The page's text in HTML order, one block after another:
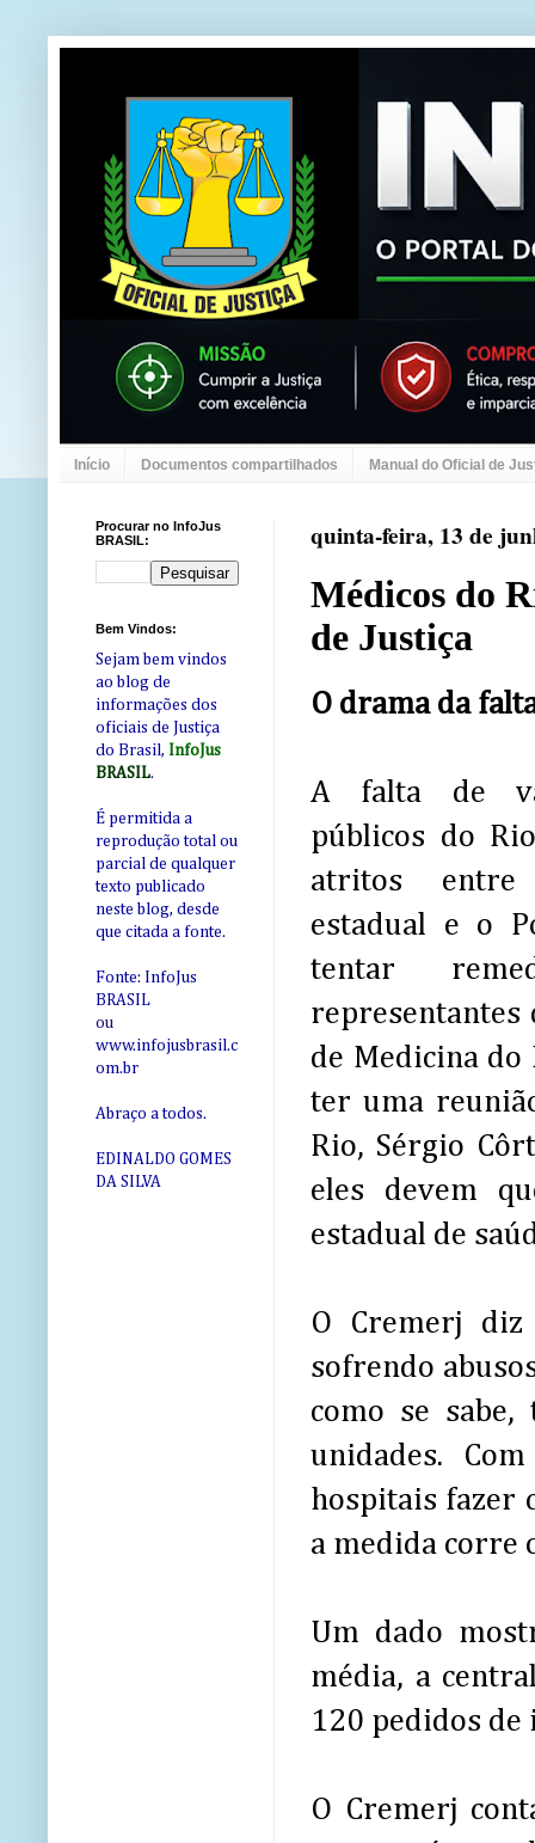
Início Documentos compartilhados Manual do Oficial de
quinta-feira, 13 de
Médicos do
de Justiça
O drama da
A falta de
públicos do
atritos entre
estadual e o
tentar
representantes
de Medicina do
ter uma
Rio, Sérgio
eles devem
estadual de
O Cremerj diz
sofrendo
como se sabe,
unidades.
hospitais fazer
a medida corre
Um dado
média, a
120 pedidos de
O Cremerj
Procurar no InfoJus
BRASIL:
Bem Vindos:
Sejam bem vindos
ao blog de
informações dos
oficiais de Justiça
do Brasil, InfoJus
BRASIL.
É permitida a
reprodução total ou
parcial de qualquer
texto publicado
neste blog, desde
que citada a fonte.
Fonte: InfoJus
BRASIL
ou
www.infojusbrasil.c
om.br
Abraço a todos.
EDINALDO GOMES
DA SILVA